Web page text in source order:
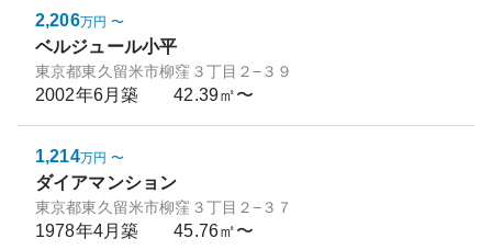
2,206万円 〜
ベルジュール小平
東京都東久留米市柳窪３丁目２−３９
2002年6月築 42.39㎡〜
1,214万円 〜
ダイアマンション
東京都東久留米市柳窪３丁目２−３７
1978年4月築 45.76㎡〜